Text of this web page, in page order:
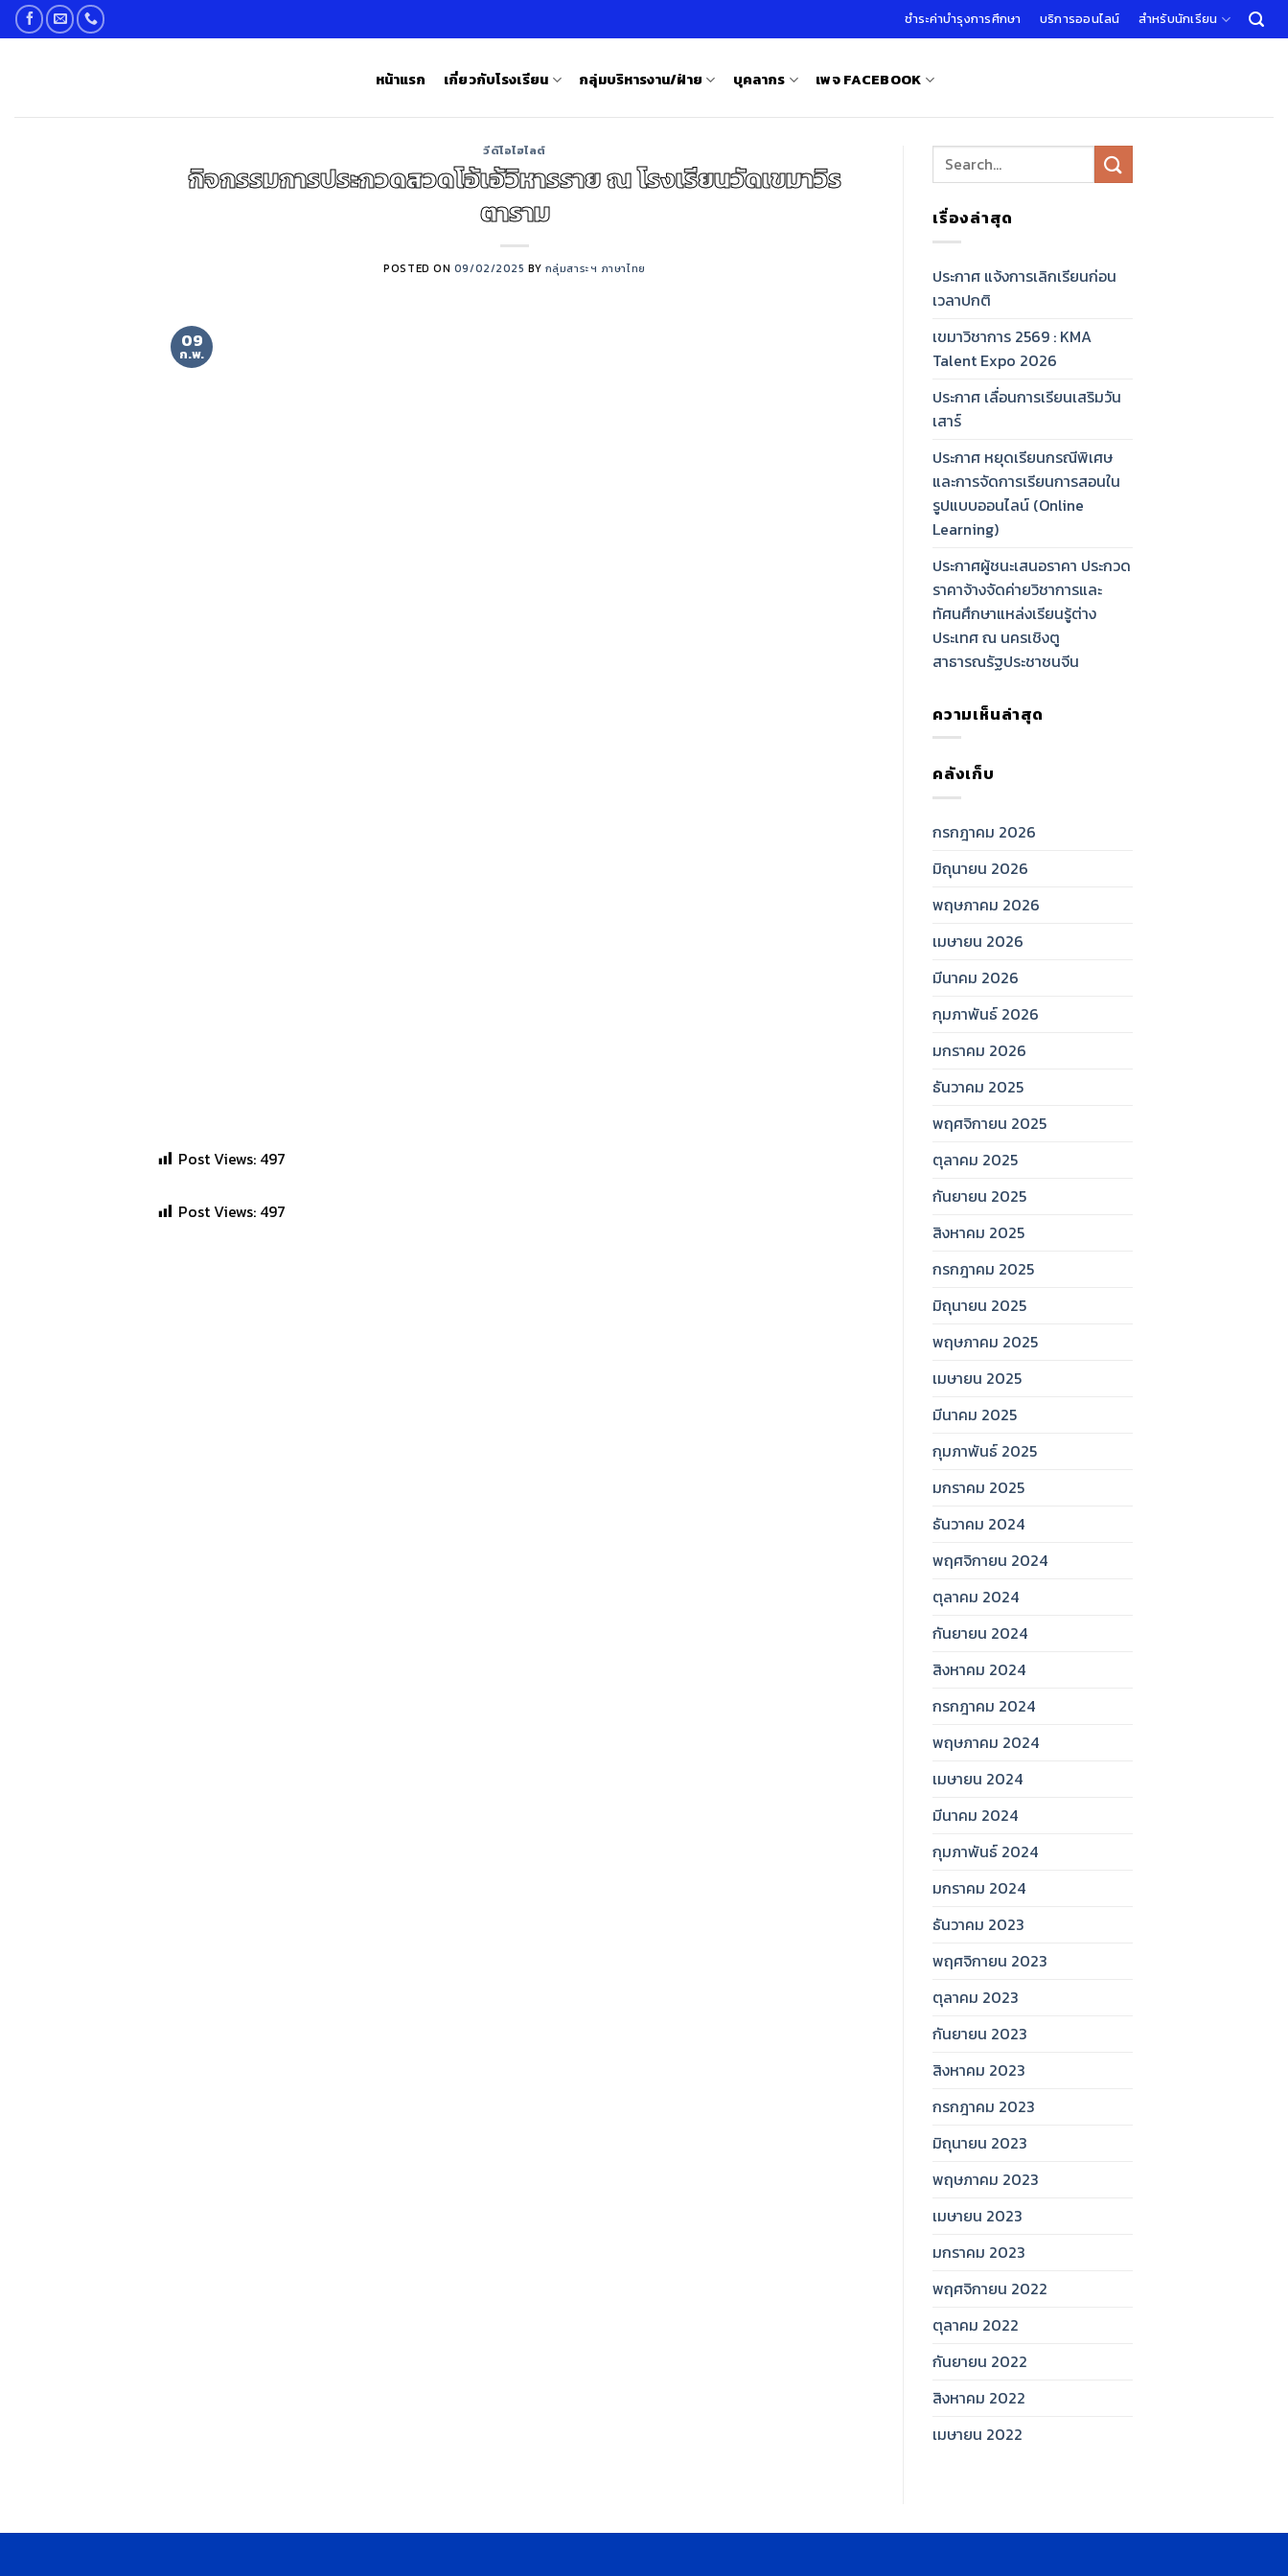
Skip
to
ชำระค่าบำรุงการศึกษา บริการออนไลน์ สำหรับนักเรียน
หน้าแรก เกี่ยวกับโรงเรียน กลุ่มบริหารงาน/ฝ่าย บุคลากร เพจ FACEBOOK
วีดิโอไฮไลต์
กิจกรรมการประกวดสวดโอ้เอ้วิหารราย ณ โรงเรียนวัดเขมาวิร
ตาราม
POSTED ON 09/02/2025 BY กลุ่มสาระฯ ภาษาไทย
09
ก.พ.
Post Views: 497
Post Views: 497
เรื่องล่าสุด
ประกาศ แจ้งการเลิกเรียนก่อน
เวลาปกติ
เขมาวิชาการ 2569 : KMA
Talent Expo 2026
ประกาศ เลื่อนการเรียนเสริมวัน
เสาร์
ประกาศ หยุดเรียนกรณีพิเศษ
และการจัดการเรียนการสอนใน
รูปแบบออนไลน์ (Online
Learning)
ประกาศผู้ชนะเสนอราคา ประกวด
ราคาจ้างจัดค่ายวิชาการและ
ทัศนศึกษาแหล่งเรียนรู้ต่าง
ประเทศ ณ นครเชิงตู
สาธารณรัฐประชาชนจีน
ความเห็นล่าสุด
คลังเก็บ
กรกฎาคม 2026
มิถุนายน 2026
พฤษภาคม 2026
เมษายน 2026
มีนาคม 2026
กุมภาพันธ์ 2026
มกราคม 2026
ธันวาคม 2025
พฤศจิกายน 2025
ตุลาคม 2025
กันยายน 2025
สิงหาคม 2025
กรกฎาคม 2025
มิถุนายน 2025
พฤษภาคม 2025
เมษายน 2025
มีนาคม 2025
กุมภาพันธ์ 2025
มกราคม 2025
ธันวาคม 2024
พฤศจิกายน 2024
ตุลาคม 2024
กันยายน 2024
สิงหาคม 2024
กรกฎาคม 2024
พฤษภาคม 2024
เมษายน 2024
มีนาคม 2024
กุมภาพันธ์ 2024
มกราคม 2024
ธันวาคม 2023
พฤศจิกายน 2023
ตุลาคม 2023
กันยายน 2023
สิงหาคม 2023
กรกฎาคม 2023
มิถุนายน 2023
พฤษภาคม 2023
เมษายน 2023
มกราคม 2023
พฤศจิกายน 2022
ตุลาคม 2022
กันยายน 2022
สิงหาคม 2022
เมษายน 2022